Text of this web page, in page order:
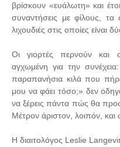
βρίσκουν «ευάλωτη» και
συναντήσεις με φίλους, τα
λιχουδιές στις οποίες είναι
Οι γιορτές περνούν και
αγχωμένη για την
παραπανήσια κιλά που
μου να φάει τόσο;» δεν
να ξέρεις πάντα πώς θα
Μέτρον άριστον, λοιπόν, και
Η διαιτολόγος Leslie